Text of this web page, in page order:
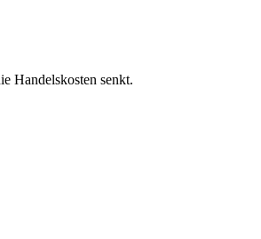
Handelskosten senkt.